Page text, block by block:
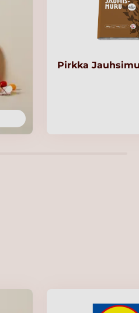
Pirkka